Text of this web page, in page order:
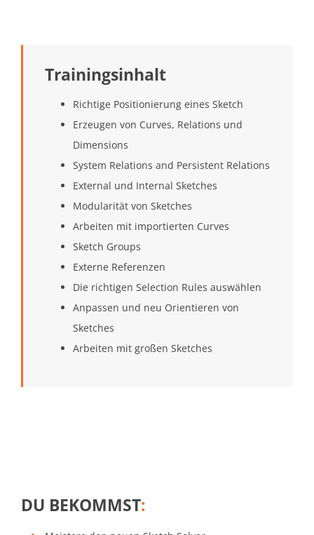
Trainingsinhalt
Richtige Positionierung eines Sketch
Erzeugen von Curves, Relations und
Dimensions
System Relations and Persistent Relations
External und Internal Sketches
Modularität von Sketches
Arbeiten mit importierten Curves
Sketch Groups
Externe Referenzen
Die richtigen Selection Rules auswählen
Anpassen und neu Orientieren von
Sketches
Arbeiten mit großen Sketches
DU BEKOMMST: